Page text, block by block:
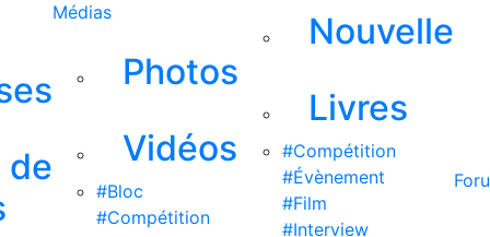
de
Médias
Photos
Vidéos
#Bloc
#Compétition
Nouvelle
Livres
#Compétition
#Évènement
#Film
#Interview